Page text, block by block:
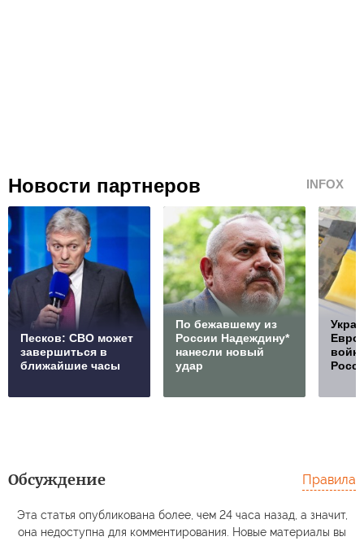
Новости партнеров INFOX
Песков: СВО может
завершиться в
ближайшие часы
По бежавшему из
России Надеждину*
нанесли новый
удар
Обсуждение Правила
Эта статья опубликована более, чем 24 часа назад, а значит,
она недоступна для комментирования. Новые материалы вы